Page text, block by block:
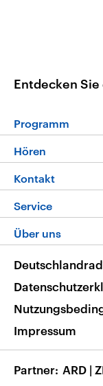
Entdecken
Programm
Programm
Die
Neue
Hören
Livestream
Podcasts
Kontakt
Service
FAQ
Musikliste
RSS
Über uns
Impressum
Partner ARD |